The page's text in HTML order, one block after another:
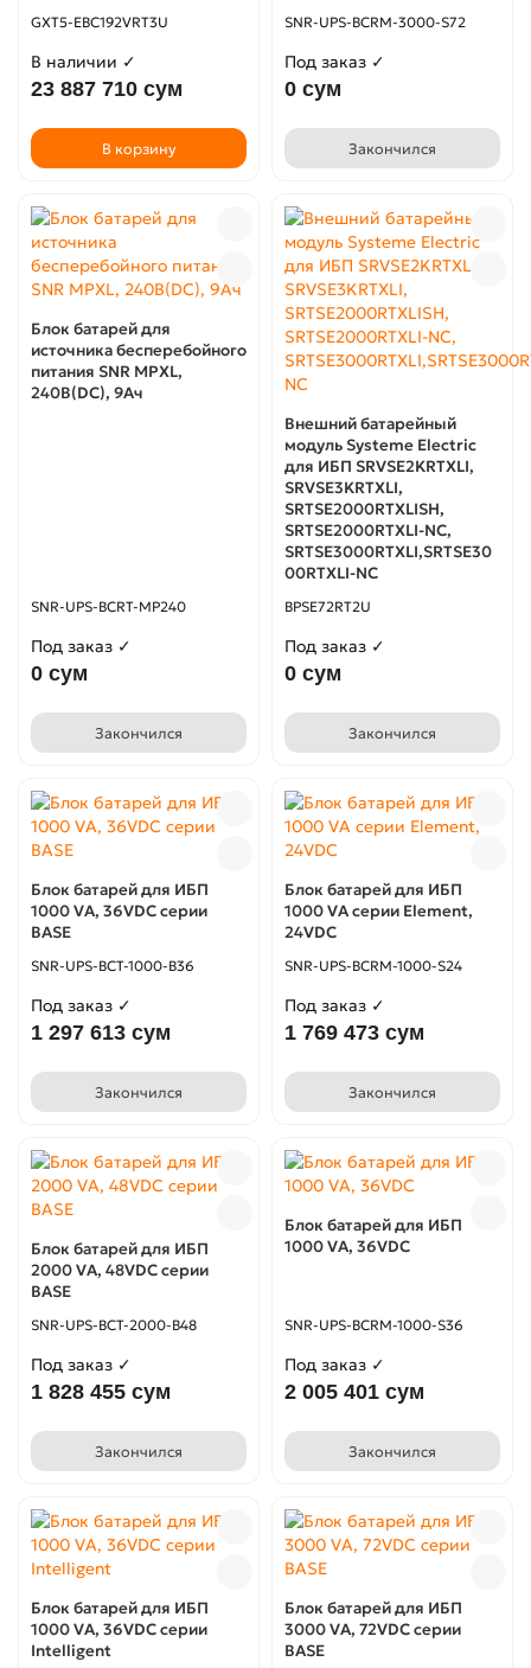
GXT5-EBC192VRT3U
В наличии ✓
23 887 710 сум
В корзину
SNR-UPS-BCRM-3000-S72
Под заказ ✓
0 сум
Закончился
Блок батарей для
источника бесперебойного
питания SNR MPXL,
240В(DC), 9Ач
SNR-UPS-BCRT-MP240
Под заказ ✓
0 сум
Закончился
Внешний батарейный
модуль Systeme Electric
для ИБП SRVSE2KRTXLI,
SRVSE3KRTXLI,
SRTSE2000RTXLISH,
SRTSE2000RTXLI-NC,
SRTSE3000RTXLI,SRTSE30
00RTXLI-NC
BPSE72RT2U
Под заказ ✓
0 сум
Закончился
Блок батарей для ИБП
1000 VA, 36VDC серии
BASE
SNR-UPS-BCT-1000-B36
Под заказ ✓
1 297 613 сум
Закончился
Блок батарей для ИБП
1000 VA серии Element,
24VDC
SNR-UPS-BCRM-1000-S24
Под заказ ✓
1 769 473 сум
Закончился
Блок батарей для ИБП
2000 VA, 48VDC серии
BASE
SNR-UPS-BCT-2000-B48
Под заказ ✓
1 828 455 сум
Закончился
Блок батарей для ИБП
1000 VA, 36VDC
SNR-UPS-BCRM-1000-S36
Под заказ ✓
2 005 401 сум
Закончился
Блок батарей для ИБП
1000 VA, 36VDC серии
Intelligent
Блок батарей для ИБП
3000 VA, 72VDC серии
BASE